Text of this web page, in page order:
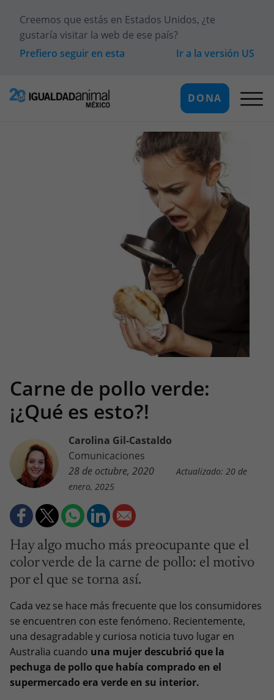
Creemos que estás en Estados Unidos, ¿te
gustaría visitar la web de ese país?
Prefiero seguir en esta
Ir a la versión US
DONA
Carne de pollo verde:
¡¿Qué es esto?!
Carolina Gil-Castaldo
Comunicaciones
28 de octubre, 2020
Actualizado: 20 de
enero, 2025
Hay algo mucho más preocupante que el
color verde de la carne de pollo: el motivo
por el que se torna así.
Cada vez se hace más frecuente que los consumidores
se encuentren con este fenómeno. Recientemente,
una desagradable y curiosa noticia tuvo lugar en
Australia cuando una mujer descubrió que la
pechuga de pollo que había comprado en el
supermercado era verde en su interior.